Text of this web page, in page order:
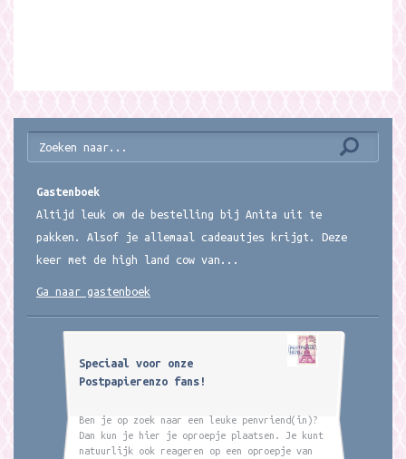
Gastenboek
Altijd leuk om de bestelling bij Anita uit te
pakken. Alsof je allemaal cadeautjes krijgt. Deze
keer met de high land cow van...
Ga naar gastenboek
Speciaal voor onze
Postpapierenzo fans!
Ben je op zoek naar een leuke penvriend(in)?
Dan kun je hier je oproepje plaatsen. Je kunt
natuurlijk ook reageren op een oproepje van